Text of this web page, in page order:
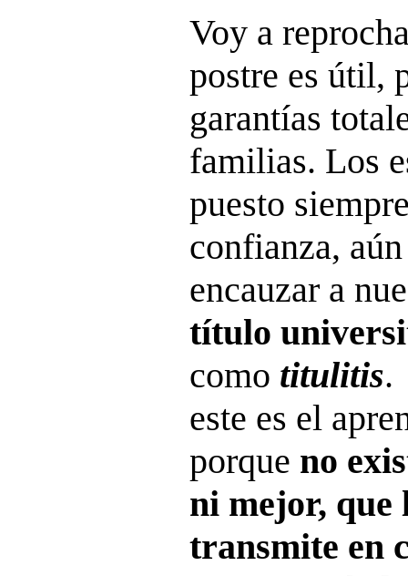
Voy a
postre es útil,
garantías
familias. Los
puesto
confianza,
encauzar a
título
como titulitis.
este es el
porque no
ni mejor, que
transmite en